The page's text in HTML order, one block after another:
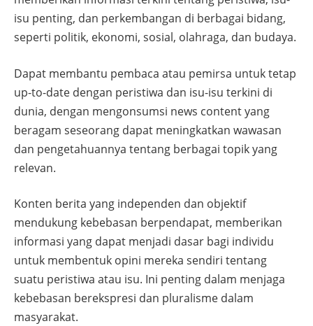
isu penting, dan perkembangan di berbagai bidang,
seperti politik, ekonomi, sosial, olahraga, dan budaya.
Dapat membantu pembaca atau pemirsa untuk tetap
up-to-date dengan peristiwa dan isu-isu terkini di
dunia, dengan mengonsumsi news content yang
beragam seseorang dapat meningkatkan wawasan
dan pengetahuannya tentang berbagai topik yang
relevan.
Konten berita yang independen dan objektif
mendukung kebebasan berpendapat, memberikan
informasi yang dapat menjadi dasar bagi individu
untuk membentuk opini mereka sendiri tentang
suatu peristiwa atau isu. Ini penting dalam menjaga
kebebasan berekspresi dan pluralisme dalam
masyarakat.